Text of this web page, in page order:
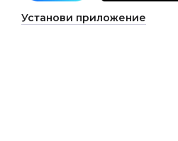
Установи приложение